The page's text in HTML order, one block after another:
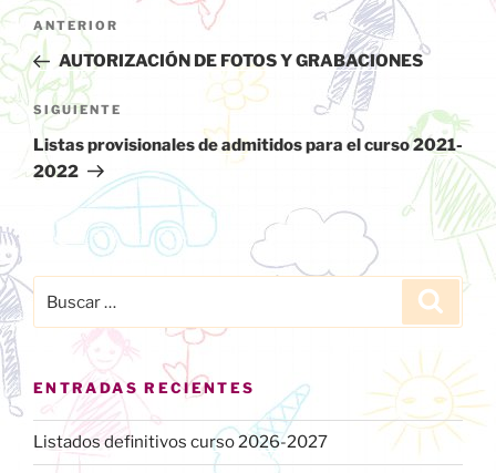
Navegación
de
entradas
Entrada
anterior:
ANTERIOR
AUTORIZACIÓN DE FOTOS Y GRABACIONES
Siguiente
entrada
SIGUIENTE
Listas provisionales de admitidos para el curso 2021-
2022
por:
Buscar
ENTRADAS RECIENTES
Listados definitivos curso 2026-2027